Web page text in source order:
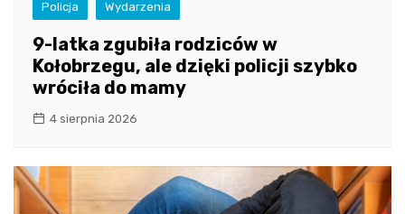
Policja Wydarzenia
9-latka zgubiła rodziców w
Kołobrzegu, ale dzięki policji szybko
wróciła do mamy
4 sierpnia 2026